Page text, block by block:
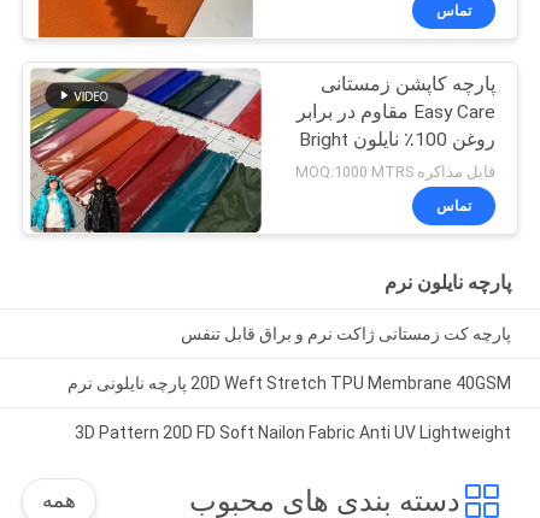
تماس
پارچه کاپشن زمستانی
Easy Care مقاوم در برابر
روغن 100٪ نایلون Bright
PU
قابل مذاکره MOQ:1000 MTRS
تماس
پارچه نایلون نرم
پارچه کت زمستانی ژاکت نرم و براق قابل تنفس
20D Weft Stretch TPU Membrane 40GSM پارچه نایلونی نرم
3D Pattern 20D FD Soft Nailon Fabric Anti UV Lightweight
دسته بندی های محبوب همه